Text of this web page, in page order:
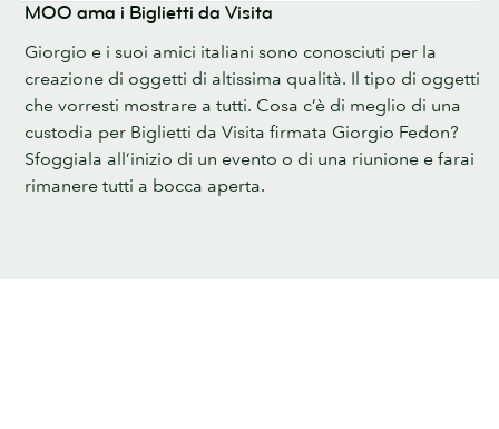
MOO ama i Biglietti da Visita
Giorgio e i suoi amici italiani sono conosciuti per la
creazione di oggetti di altissima qualità. Il tipo di oggetti
che vorresti mostrare a tutti. Cosa c’è di meglio di una
custodia per Biglietti da Visita firmata Giorgio Fedon?
Sfoggiala all’inizio di un evento o di una riunione e farai
rimanere tutti a bocca aperta.